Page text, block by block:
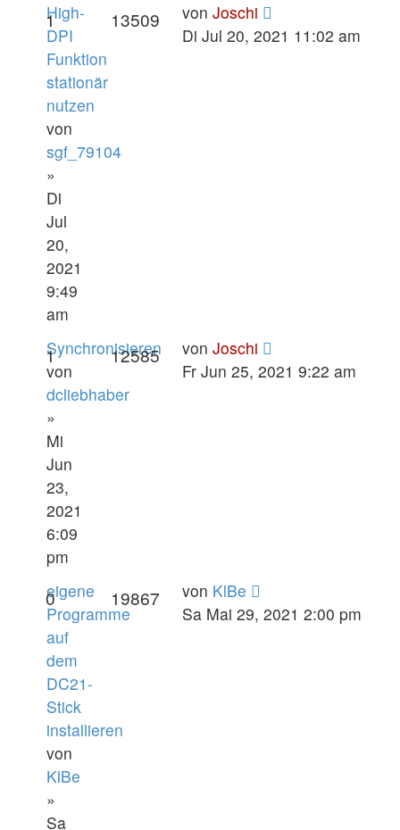
High-
DPI
Funktion
stationär
nutzen
von
sgf_79104
»
Di
Jul
20,
2021
9:49
am
1 13509 von Joschi
Di Jul 20, 2021 11:02 am
Synchronisieren
von
dcliebhaber
»
Mi
Jun
23,
2021
6:09
pm
1 12585 von Joschi
Fr Jun 25, 2021 9:22 am
eigene
Programme
auf
dem
DC21-
Stick
installieren
von
KlBe
»
Sa
0 19867 von KlBe
Sa Mai 29, 2021 2:00 pm